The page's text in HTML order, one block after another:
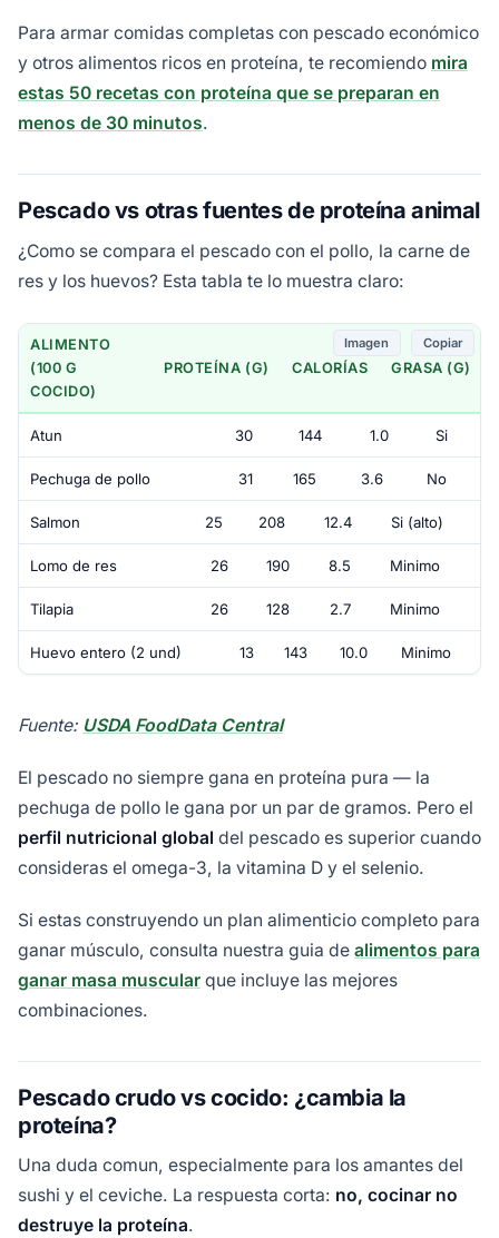
Para armar comidas completas con pescado económico
y otros alimentos ricos en proteína, te recomiendo mira
estas 50 recetas con proteína que se preparan en
menos de 30 minutos.
Pescado vs otras fuentes de proteína animal
¿Como se compara el pescado con el pollo, la carne de
res y los huevos? Esta tabla te lo muestra claro:
ALIMENTO
(100 G
COCIDO)
PROTEÍNA (G) CALORÍAS GRASA (G)
Atun 30 144 1.0 Si
Pechuga de pollo 31 165 3.6 No
Salmon 25 208 12.4 Si (alto)
Lomo de res 26 190 8.5 Minimo
Tilapia 26 128 2.7 Minimo
Huevo entero (2 und) 13 143 10.0 Minimo
Copiar
Imagen
Fuente: USDA FoodData Central
El pescado no siempre gana en proteína pura — la
pechuga de pollo le gana por un par de gramos. Pero el
perfil nutricional global del pescado es superior cuando
consideras el omega-3, la vitamina D y el selenio.
Si estas construyendo un plan alimenticio completo para
ganar músculo, consulta nuestra guia de alimentos para
ganar masa muscular que incluye las mejores
combinaciones.
Pescado crudo vs cocido: ¿cambia la
proteína?
Una duda comun, especialmente para los amantes del
sushi y el ceviche. La respuesta corta: no, cocinar no
destruye la proteína.